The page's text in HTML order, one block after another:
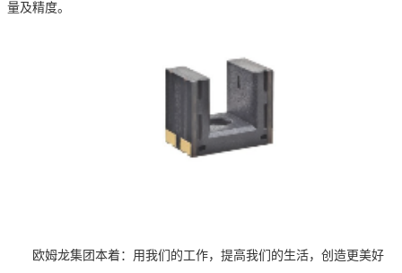
量及精度。
欧姆龙集团本着：用我们的工作，提高我们的生活，创造更美好